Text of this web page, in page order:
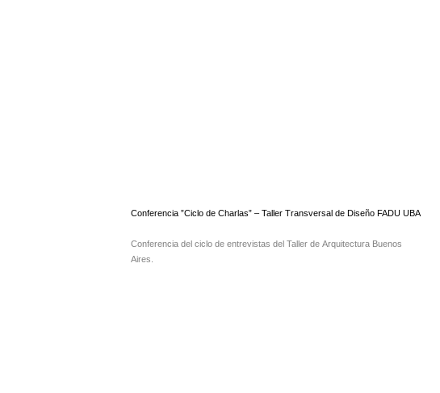
Conferencia ”Ciclo de Charlas” – Taller Transversal de Diseño FADU UBA
Conferencia del ciclo de entrevistas del Taller de Arquitectura Buenos
Aires.